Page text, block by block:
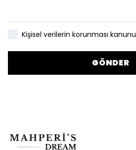
Kişisel verilerin korunması kanunu
GÖNDER